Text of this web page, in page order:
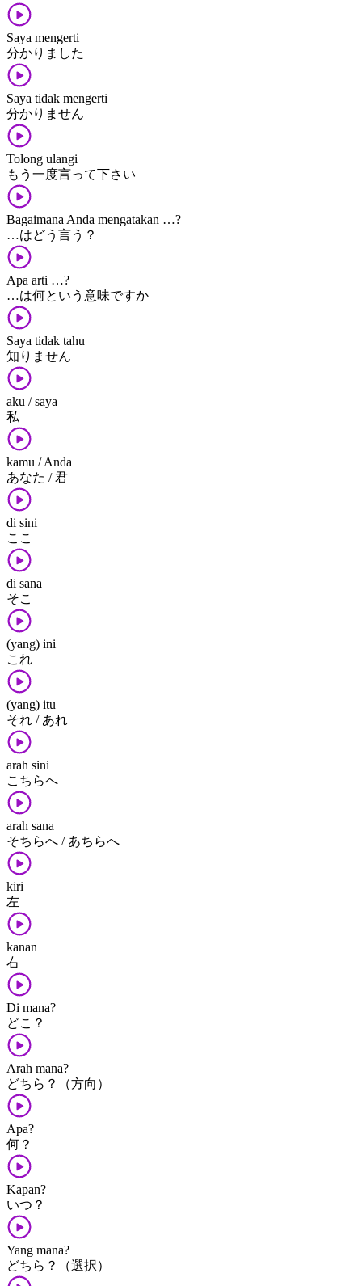
Saya mengerti
分かりました
Saya tidak mengerti
分かりません
Tolong ulangi
もう​一度​言って​下さい
Bagaimana Anda mengatakan …?
…​は​どう​言う？
Apa arti …?
…​は​何と​いう​意味​です​か
Saya tidak tahu
知りません
aku / saya
私
kamu / Anda
あなた / 君
di sini
ここ
di sana
そこ
(yang) ini
これ
(yang) itu
それ / あれ
arah sini
こちら​へ
arah sana
そちら​へ / あちら​へ
kiri
左
kanan
右
Di mana?
どこ？
Arah mana?
どちら？（方向）
Apa?
何？
Kapan?
いつ？
Yang mana?
どちら？（選択）